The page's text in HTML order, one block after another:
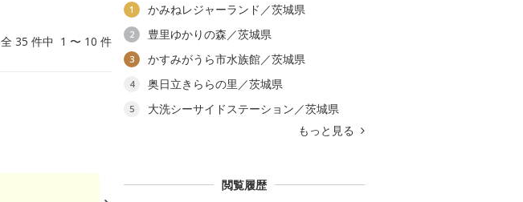
全 35 件中 1 〜 10 件
1 かみねレジャーランド／茨城県
2 豊里ゆかりの森／茨城県
3 かすみがうら市水族館／茨城県
4 奥日立きららの里／茨城県
5
大洗シーサイドステーション／茨城県
もっと見る
閲覧履歴